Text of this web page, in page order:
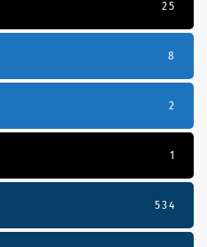
25
8
2
1
534